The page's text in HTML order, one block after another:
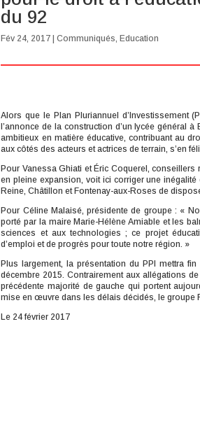
du 92
Fév 24, 2017 |Communiqués ,Education
Alors que le Plan Pluriannuel d’Investissement
l’annonce de la construction d’un lycée général
ambitieux en matière éducative, contribuant au
aux côtés des acteurs et actrices de terrain, s’en
Pour Vanessa Ghiati et Éric Coquerel,
en pleine expansion, voit ici corriger une
Reine, Châtillon et Fontenay-aux-Roses de
Pour Céline Malaisé, présidente de groupe : «
porté par la maire Marie-Hélène Amiable et les
sciences et aux technologies ; ce projet
d’emploi et de progrès pour toute notre région. »
Plus largement, la présentation du PPI mettra
décembre 2015. Contrairement aux allégations
précédente majorité de gauche qui portent
mise en œuvre dans les délais décidés, le groupe
Le 24 février 2017